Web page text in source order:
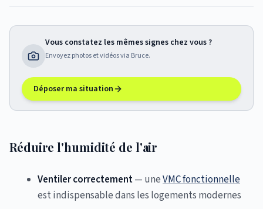
Vous constatez les mêmes signes chez vous ?
Envoyez photos et vidéos via Bruce.
Déposer ma situation
Réduire l'humidité de l'air
Ventiler correctement— uneVMC fonctionnelle
est indispensable dans les logements modernes